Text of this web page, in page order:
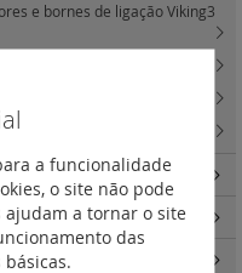
e bornes de ligação Viking3
a funcionalidade
o site não pode
a tornar o site
das